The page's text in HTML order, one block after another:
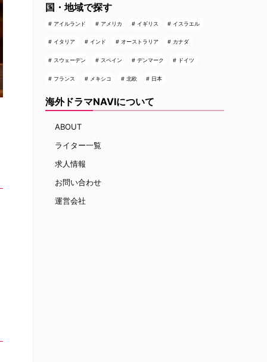
国・地域で探す
アイルランド アメリカ イギリス イスラエル
イタリア インド オーストラリア カナダ
スウェーデン スペイン デンマーク ドイツ
フランス メキシコ 北欧 日本
海外ドラマNAVIについて
ABOUT
ライター一覧
求人情報
お問い合わせ
運営会社